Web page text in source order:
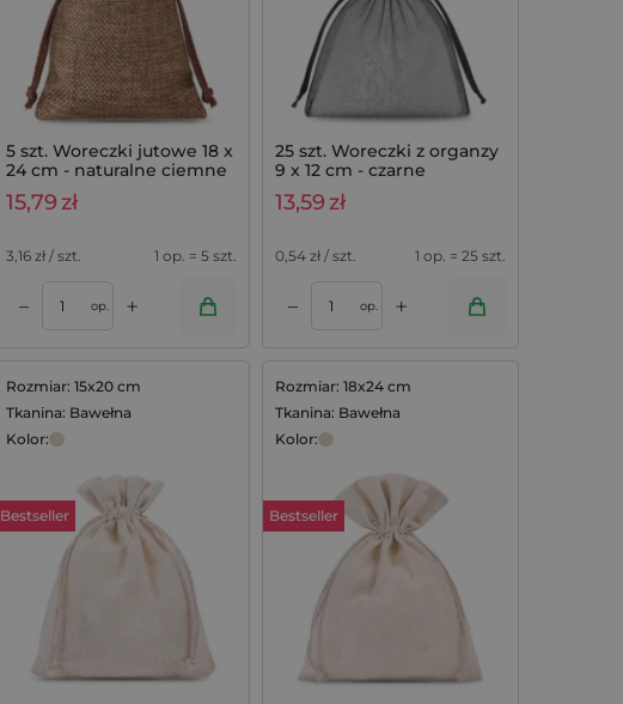
5 szt. Woreczki jutowe 18 x
24 cm - naturalne ciemne
15,79zł
3,16 zł / szt. 1 op. = 5 szt.
– op. +
25 szt. Woreczki z organzy
9 x 12 cm - czarne
13,59zł
0,54 zł / szt. 1 op. = 25 szt.
– op. +
Rozmiar: 15x20 cm
Tkanina: Bawełna
Kolor:
Bestseller
Rozmiar: 18x24 cm
Tkanina: Bawełna
Kolor:
Bestseller